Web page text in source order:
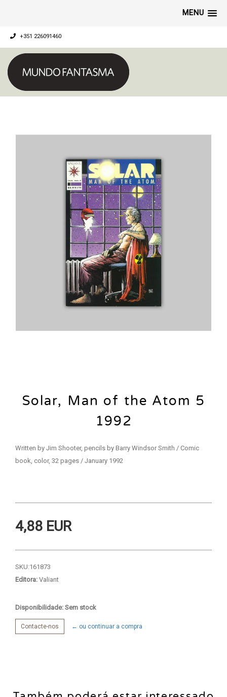
MENU
+351 226091460
Solar, Man of the Atom 5
1992
Written by Jim Shooter, pencils by Barry Windsor Smith / Comic
book, color, 32 pages / January 1992
4,88 EUR
SKU:161873
Editora: Valiant
Disponibilidade: Sem stock
Contacte-nos ← ou continuar a compra